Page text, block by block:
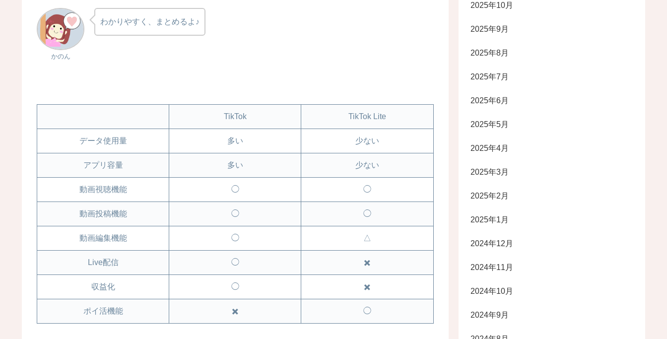
かのん
わかりやすく、まとめるよ♪
TikTok TikTok Lite
データ使用量 多い 少ない
アプリ容量 多い 少ない
動画視聴機能 ◯ ◯
動画投稿機能 ◯ ◯
動画編集機能 ◯ △
Live配信 ◯ ✖️
収益化 ◯ ✖️
ポイ活機能 ✖️ ◯
2025年10月
2025年9月
2025年8月
2025年7月
2025年6月
2025年5月
2025年4月
2025年3月
2025年2月
2025年1月
2024年12月
2024年11月
2024年10月
2024年9月